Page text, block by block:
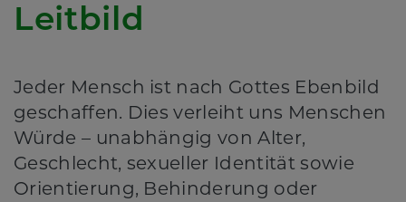
Leitbild
Jeder Mensch ist nach Gottes Ebenbild
geschaffen. Dies verleiht uns Menschen
Würde – unabhängig von Alter,
Geschlecht, sexueller Identität sowie
Orientierung, Behinderung oder